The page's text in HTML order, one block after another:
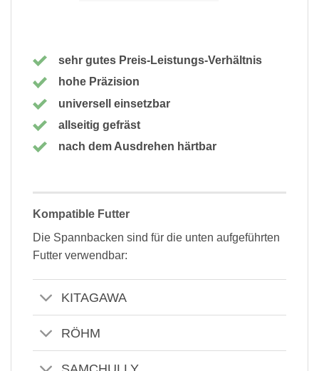
sehr gutes Preis-Leistungs-Verhältnis
hohe Präzision
universell einsetzbar
allseitig gefräst
nach dem Ausdrehen härtbar
Kompatible Futter
Die Spannbacken sind für die unten aufgeführten
Futter verwendbar:
KITAGAWA
RÖHM